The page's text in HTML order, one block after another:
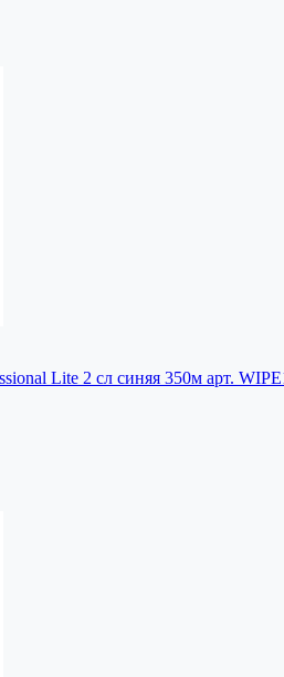
Lite 2 сл синяя 350м арт.